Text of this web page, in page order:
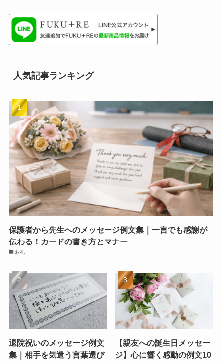
人気記事ランキング
保護者から先生へのメッセージ例文集｜一言でも感謝が
伝わる！カードの書き方とマナー
お礼
退院祝いのメッセージ例文
集｜相手を気遣う言葉選び
【親友への誕生日メッセー
ジ】心に響く感動の例文10